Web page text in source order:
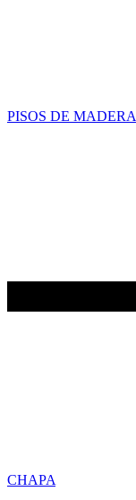
PISOS DE MADERA
CHAPA